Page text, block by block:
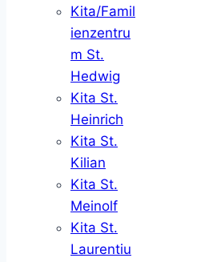
Kita/Famil
ienzentru
m St.
Hedwig
Kita St.
Heinrich
Kita St.
Kilian
Kita St.
Meinolf
Kita St.
Laurentiu